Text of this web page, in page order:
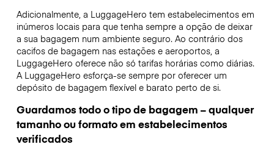
Adicionalmente, a LuggageHero tem estabelecimentos em
inúmeros locais para que tenha sempre a opção de deixar
a sua bagagem num ambiente seguro. Ao contrário dos
cacifos de bagagem nas estações e aeroportos, a
LuggageHero oferece não só tarifas horárias como diárias.
A LuggageHero esforça-se sempre por oferecer um
depósito de bagagem flexível e barato perto de si.
Guardamos todo o tipo de bagagem – qualquer
tamanho ou formato em estabelecimentos
verificados